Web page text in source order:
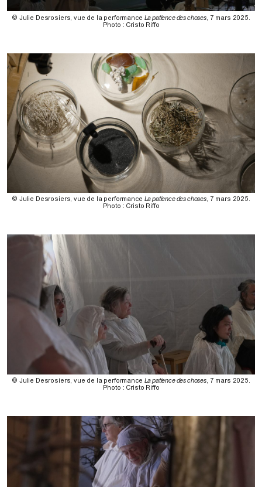
© Julie Desrosiers, vue de la performance La patience des choses , 7 mars 2025.
Photo : Cristo Riffo
© Julie Desrosiers, vue de la performance La patience des choses, 7 mars 2025.
Photo : Cristo Riffo
© Julie Desrosiers, vue de la performance La patience des choses , 7 mars 2025.
Photo : Cristo Riffo